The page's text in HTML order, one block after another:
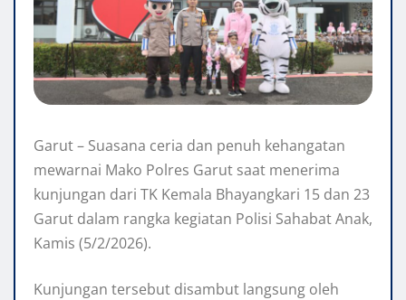
Garut – Suasana ceria dan penuh kehangatan
mewarnai Mako Polres Garut saat menerima
kunjungan dari TK Kemala Bhayangkari 15 dan 23
Garut dalam rangka kegiatan Polisi Sahabat Anak,
Kamis (5/2/2026).
Kunjungan tersebut disambut langsung oleh